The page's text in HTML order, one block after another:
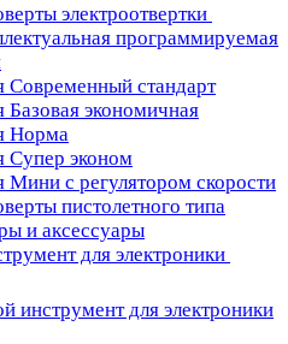
электроотвертки
программируемая
Современный стандарт
Базовая экономичная
Норма
Cупер эконом
Мини с регулятором скорости
пистолетного типа
и аксессуары
для электроники
инструмент для электроники